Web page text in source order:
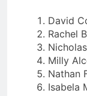
David
Rachel
Milly
Nathan
Isabela